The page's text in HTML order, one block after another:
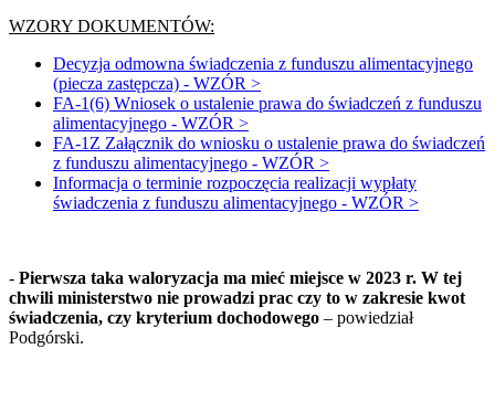
WZORY DOKUMENTÓW:
Decyzja odmowna świadczenia z funduszu alimentacyjnego
(piecza zastępcza) - WZÓR >
FA-1(6) Wniosek o ustalenie prawa do świadczeń z funduszu
alimentacyjnego - WZÓR >
FA-1Z Załącznik do wniosku o ustalenie prawa do świadczeń
z funduszu alimentacyjnego - WZÓR >
Informacja o terminie rozpoczęcia realizacji wypłaty
świadczenia z funduszu alimentacyjnego - WZÓR >
- Pierwsza taka waloryzacja ma mieć miejsce w 2023 r. W tej
chwili ministerstwo nie prowadzi prac czy to w zakresie kwot
świadczenia, czy kryterium dochodowego – powiedział
Podgórski.